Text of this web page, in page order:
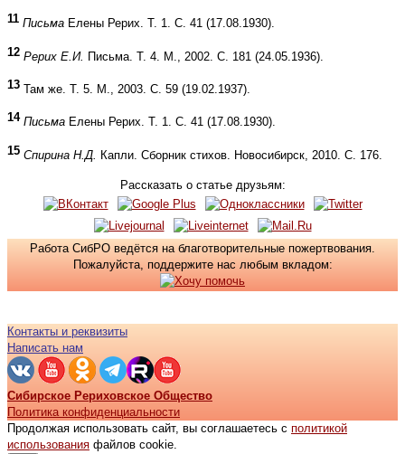
11 Письма Елены Рерих. Т. 1. С. 41 (17.08.1930).
12 Рерих Е.И. Письма. Т. 4. М., 2002. С. 181 (24.05.1936).
13 Там же. Т. 5. М., 2003. С. 59 (19.02.1937).
14 Письма Елены Рерих. Т. 1. С. 41 (17.08.1930).
15 Спирина Н.Д. Капли. Сборник стихов. Новосибирск, 2010. С. 176.
Рассказать о статье друзьям:
Работа СибРО ведётся на благотворительные пожертвования.
Пожалуйста, поддержите нас любым вкладом:
Контакты и реквизиты
Написать нам
Сибирское Рериховское Общество
Политика конфиденциальности
Продолжая использовать сайт, вы соглашаетесь с политикой
использования файлов cookie.